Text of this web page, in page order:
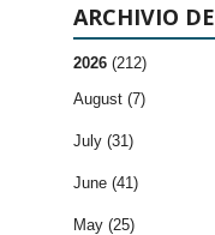
ARCHIVIO
2026 (212)
August (7)
July (31)
June (41)
May (25)